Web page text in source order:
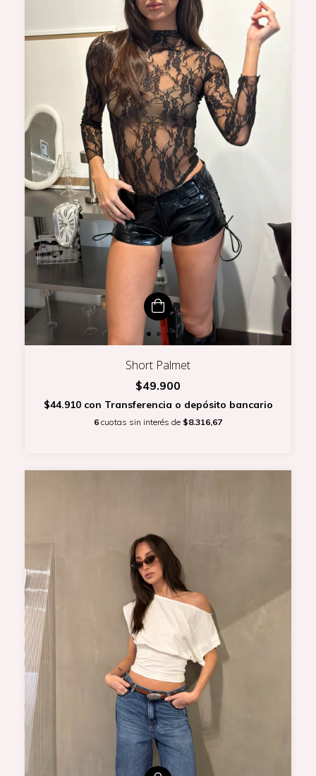
Short Palmet
$49.900
$44.910 con Transferencia o depósito bancario
6 cuotas sin interés de $8.316,67